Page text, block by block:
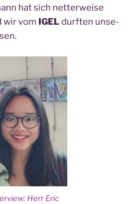
hat sich net­ter­wei­se
wir vom IGEL durf­ten unse­
Herr Eric